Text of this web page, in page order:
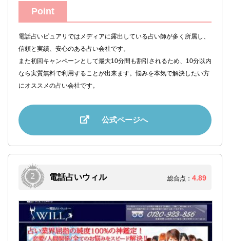
Point
電話占いピュアリではメディアに露出している占い師が多く所属し、
信頼と実績、安心のある占い会社です。
また初回キャンペーンとして最大10分間も割引されるため、10分以内
なら実質無料で利用することが出来ます。悩みを本気で解決したい方
にオススメの占い会社です。
公式ページへ
電話占いウィル 総合点： 4.89